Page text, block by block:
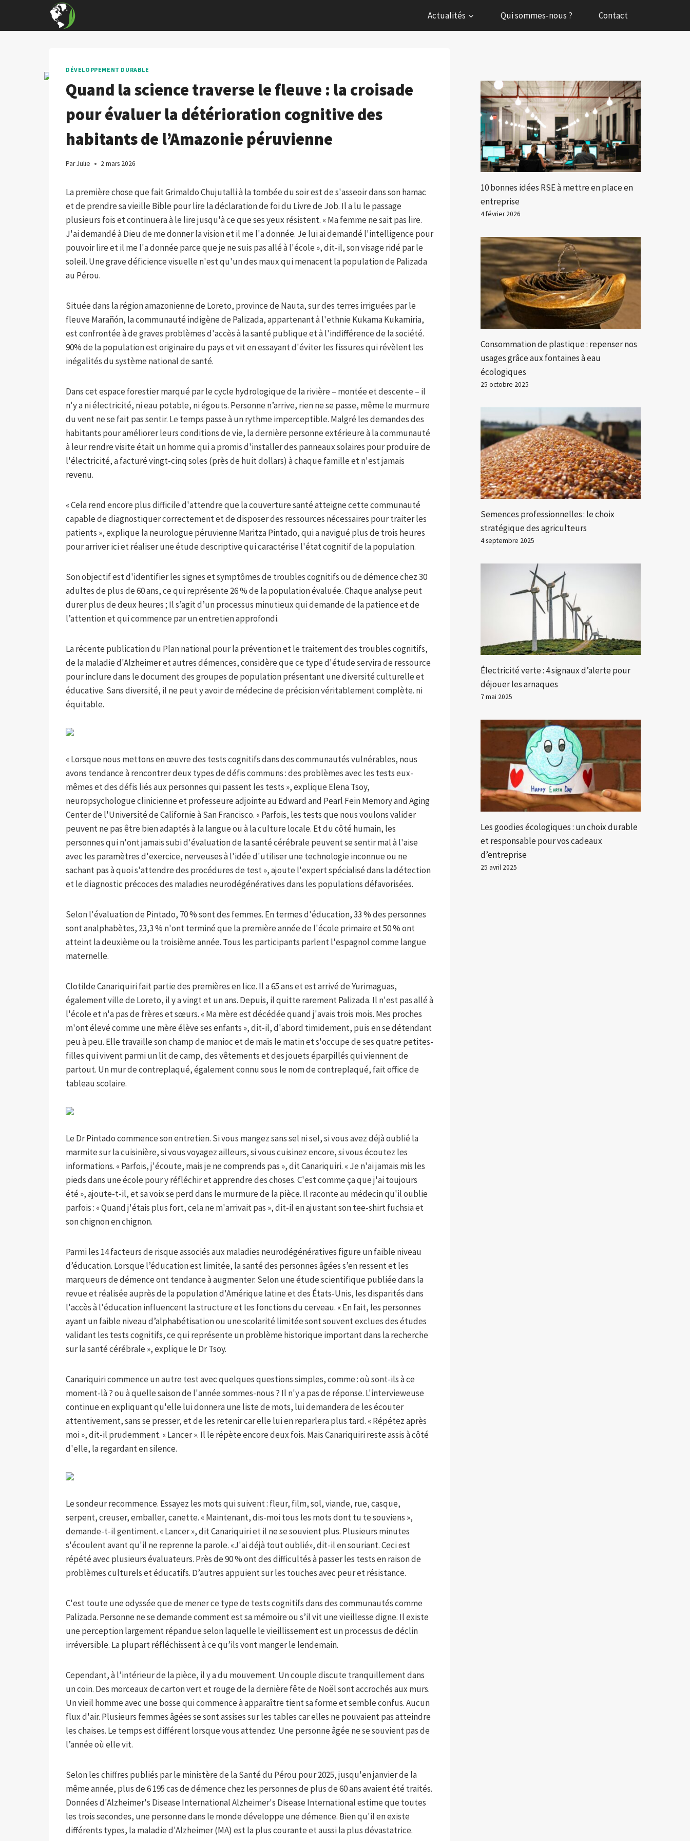
content
Actualités Qui sommes-nous ? Contact
DÉVELOPPEMENT DURABLE
Quand la science traverse le fleuve : la croisade
pour évaluer la détérioration cognitive des
habitants de l’Amazonie péruvienne
ParJulie 2 mars 2026
La première chose que fait Grimaldo Chujutalli à la tombée du soir est de s'asseoir dans son hamac
et de prendre sa vieille Bible pour lire la déclaration de foi du Livre de Job. Il a lu le passage
plusieurs fois et continuera à le lire jusqu'à ce que ses yeux résistent. « Ma femme ne sait pas lire.
J'ai demandé à Dieu de me donner la vision et il me l'a donnée. Je lui ai demandé l'intelligence pour
pouvoir lire et il me l'a donnée parce que je ne suis pas allé à l'école », dit-il, son visage ridé par le
soleil. Une grave déficience visuelle n'est qu'un des maux qui menacent la population de Palizada
au Pérou.
Située dans la région amazonienne de Loreto, province de Nauta, sur des terres irriguées par le
fleuve Marañón, la communauté indigène de Palizada, appartenant à l'ethnie Kukama Kukamiria,
est confrontée à de graves problèmes d'accès à la santé publique et à l'indifférence de la société.
90% de la population est originaire du pays et vit en essayant d'éviter les fissures qui révèlent les
inégalités du système national de santé.
Dans cet espace forestier marqué par le cycle hydrologique de la rivière – montée et descente – il
n'y a ni électricité, ni eau potable, ni égouts. Personne n’arrive, rien ne se passe, même le murmure
du vent ne se fait pas sentir. Le temps passe à un rythme imperceptible. Malgré les demandes des
habitants pour améliorer leurs conditions de vie, la dernière personne extérieure à la communauté
à leur rendre visite était un homme qui a promis d'installer des panneaux solaires pour produire de
l'électricité, a facturé vingt-cinq soles (près de huit dollars) à chaque famille et n'est jamais
revenu.
« Cela rend encore plus difficile d'attendre que la couverture santé atteigne cette communauté
capable de diagnostiquer correctement et de disposer des ressources nécessaires pour traiter les
patients », explique la neurologue péruvienne Maritza Pintado, qui a navigué plus de trois heures
pour arriver ici et réaliser une étude descriptive qui caractérise l'état cognitif de la population.
Son objectif est d'identifier les signes et symptômes de troubles cognitifs ou de démence chez 30
adultes de plus de 60 ans, ce qui représente 26 % de la population évaluée. Chaque analyse peut
durer plus de deux heures ; Il s’agit d’un processus minutieux qui demande de la patience et de
l’attention et qui commence par un entretien approfondi.
La récente publication du Plan national pour la prévention et le traitement des troubles cognitifs,
de la maladie d'Alzheimer et autres démences, considère que ce type d'étude servira de ressource
pour inclure dans le document des groupes de population présentant une diversité culturelle et
éducative. Sans diversité, il ne peut y avoir de médecine de précision véritablement complète. ni
équitable.
« Lorsque nous mettons en œuvre des tests cognitifs dans des communautés vulnérables, nous
avons tendance à rencontrer deux types de défis communs : des problèmes avec les tests eux-
mêmes et des défis liés aux personnes qui passent les tests », explique Elena Tsoy,
neuropsychologue clinicienne et professeure adjointe au Edward and Pearl Fein Memory and Aging
Center de l'Université de Californie à San Francisco. « Parfois, les tests que nous voulons valider
peuvent ne pas être bien adaptés à la langue ou à la culture locale. Et du côté humain, les
personnes qui n'ont jamais subi d'évaluation de la santé cérébrale peuvent se sentir mal à l'aise
avec les paramètres d'exercice, nerveuses à l'idée d'utiliser une technologie inconnue ou ne
sachant pas à quoi s'attendre des procédures de test », ajoute l'expert spécialisé dans la détection
et le diagnostic précoces des maladies neurodégénératives dans les populations défavorisées.
Selon l'évaluation de Pintado, 70 % sont des femmes. En termes d'éducation, 33 % des personnes
sont analphabètes, 23,3 % n'ont terminé que la première année de l'école primaire et 50 % ont
atteint la deuxième ou la troisième année. Tous les participants parlent l'espagnol comme langue
maternelle.
Clotilde Canariquiri fait partie des premières en lice. Il a 65 ans et est arrivé de Yurimaguas,
également ville de Loreto, il y a vingt et un ans. Depuis, il quitte rarement Palizada. Il n'est pas allé à
l'école et n'a pas de frères et sœurs. « Ma mère est décédée quand j'avais trois mois. Mes proches
m'ont élevé comme une mère élève ses enfants », dit-il, d'abord timidement, puis en se détendant
peu à peu. Elle travaille son champ de manioc et de maïs le matin et s'occupe de ses quatre petites-
filles qui vivent parmi un lit de camp, des vêtements et des jouets éparpillés qui viennent de
partout. Un mur de contreplaqué, également connu sous le nom de contreplaqué, fait office de
tableau scolaire.
Le Dr Pintado commence son entretien. Si vous mangez sans sel ni sel, si vous avez déjà oublié la
marmite sur la cuisinière, si vous voyagez ailleurs, si vous cuisinez encore, si vous écoutez les
informations. « Parfois, j'écoute, mais je ne comprends pas », dit Canariquiri. « Je n'ai jamais mis les
pieds dans une école pour y réfléchir et apprendre des choses. C'est comme ça que j'ai toujours
été », ajoute-t-il, et sa voix se perd dans le murmure de la pièce. Il raconte au médecin qu'il oublie
parfois : « Quand j'étais plus fort, cela ne m'arrivait pas », dit-il en ajustant son tee-shirt fuchsia et
son chignon en chignon.
Parmi les 14 facteurs de risque associés aux maladies neurodégénératives figure un faible niveau
d’éducation. Lorsque l’éducation est limitée, la santé des personnes âgées s’en ressent et les
marqueurs de démence ont tendance à augmenter. Selon une étude scientifique publiée dans la
revue et réalisée auprès de la population d'Amérique latine et des États-Unis, les disparités dans
l'accès à l'éducation influencent la structure et les fonctions du cerveau. « En fait, les personnes
ayant un faible niveau d’alphabétisation ou une scolarité limitée sont souvent exclues des études
validant les tests cognitifs, ce qui représente un problème historique important dans la recherche
sur la santé cérébrale », explique le Dr Tsoy.
Canariquiri commence un autre test avec quelques questions simples, comme : où sont-ils à ce
moment-là ? ou à quelle saison de l'année sommes-nous ? Il n'y a pas de réponse. L'intervieweuse
continue en expliquant qu'elle lui donnera une liste de mots, lui demandera de les écouter
attentivement, sans se presser, et de les retenir car elle lui en reparlera plus tard. « Répétez après
moi », dit-il prudemment. « Lancer ». Il le répète encore deux fois. Mais Canariquiri reste assis à côté
d'elle, la regardant en silence.
Le sondeur recommence. Essayez les mots qui suivent : fleur, film, sol, viande, rue, casque,
serpent, creuser, emballer, canette. « Maintenant, dis-moi tous les mots dont tu te souviens »,
demande-t-il gentiment. « Lancer », dit Canariquiri et il ne se souvient plus. Plusieurs minutes
s'écoulent avant qu'il ne reprenne la parole. «J'ai déjà tout oublié», dit-il en souriant. Ceci est
répété avec plusieurs évaluateurs. Près de 90 % ont des difficultés à passer les tests en raison de
problèmes culturels et éducatifs. D’autres appuient sur les touches avec peur et résistance.
C'est toute une odyssée que de mener ce type de tests cognitifs dans des communautés comme
Palizada. Personne ne se demande comment est sa mémoire ou s’il vit une vieillesse digne. Il existe
une perception largement répandue selon laquelle le vieillissement est un processus de déclin
irréversible. La plupart réfléchissent à ce qu’ils vont manger le lendemain.
Cependant, à l’intérieur de la pièce, il y a du mouvement. Un couple discute tranquillement dans
un coin. Des morceaux de carton vert et rouge de la dernière fête de Noël sont accrochés aux murs.
Un vieil homme avec une bosse qui commence à apparaître tient sa forme et semble confus. Aucun
flux d'air. Plusieurs femmes âgées se sont assises sur les tables car elles ne pouvaient pas atteindre
les chaises. Le temps est différent lorsque vous attendez. Une personne âgée ne se souvient pas de
l’année où elle vit.
Selon les chiffres publiés par le ministère de la Santé du Pérou pour 2025, jusqu'en janvier de la
même année, plus de 6 195 cas de démence chez les personnes de plus de 60 ans avaient été traités.
Données d'Alzheimer's Disease International Alzheimer's Disease International estime que toutes
les trois secondes, une personne dans le monde développe une démence. Bien qu'il en existe
différents types, la maladie d'Alzheimer (MA) est la plus courante et aussi la plus dévastatrice.
10 bonnes idées RSE à mettre en place en
entreprise
4 février 2026
Consommation de plastique : repenser nos
usages grâce aux fontaines à eau
écologiques
25 octobre 2025
Semences professionnelles : le choix
stratégique des agriculteurs
4 septembre 2025
Électricité verte : 4 signaux d’alerte pour
déjouer les arnaques
7 mai 2025
Les goodies écologiques : un choix durable
et responsable pour vos cadeaux
d’entreprise
25 avril 2025